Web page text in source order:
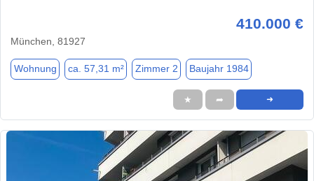
410.000 €
München, 81927
Wohnung ca. 57,31 m² Zimmer 2 Baujahr 1984
★ ➦ ➜